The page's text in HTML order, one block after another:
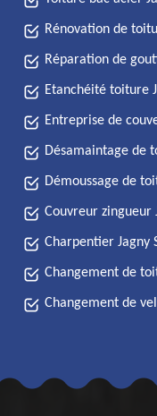
Rénovation de
Réparation de
Etanchéité toiture
Entreprise de
Désamaintage de
Démoussage de
Couvreur zingueur
Charpentier Jagny
Changement de
Changement de